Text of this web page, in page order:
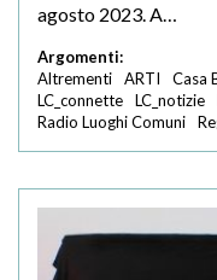
agosto 2023. A…
Argomenti:
Altrementi
ARTI Casa
LC_connette
LC_notizie
Radio Luoghi Comuni